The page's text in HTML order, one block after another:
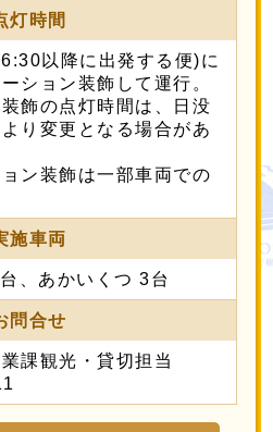
灯時間
以降に出発する便)に
ション装飾して運行。
飾の点灯時間は、日没
り変更となる場合があ
ン装飾は一部車両での
施車両
、あかいくつ 3台
問合せ
課観光・貸切担当